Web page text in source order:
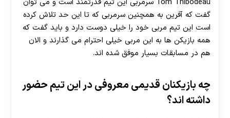
Tom Thibodeau سرمربی این تیم قدرتمند است و می توان
گفت که آفرین به همچنین سرمربی که تا این حد تلاش کرده
است این تیم مربی خود را خیلی دوست دارد و باید گفت که
همه بازیکن ها به این مربی خیلی احترام می گذارند و الان
هم در مسابقات بسیار موفق شده اند.
چه بازیکنان قدیمی معروفی در این تیم حضور
داشته اند؟